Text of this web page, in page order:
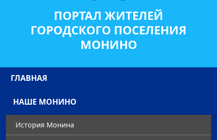
ПОРТАЛ ЖИТЕЛЕЙ
ГОРОДСКОГО ПОСЕЛЕНИЯ
МОНИНО
ГЛАВНАЯ
НАШЕ МОНИНО
История Монина